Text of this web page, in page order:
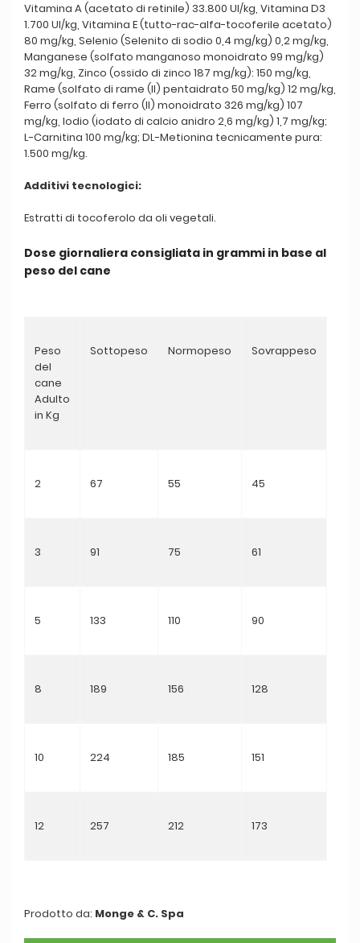
Vitamina A (acetato di retinile) 33.800 UI/kg, Vitamina D3
1.700 UI/kg, Vitamina E (tutto-rac-alfa-tocoferile acetato)
80 mg/kg, Selenio (Selenito di sodio 0,4 mg/kg) 0,2 mg/kg,
Manganese (solfato manganoso monoidrato 99 mg/kg)
32 mg/kg, Zinco (ossido di zinco 187 mg/kg): 150 mg/kg,
Rame (solfato di rame (II) pentaidrato 50 mg/kg) 12 mg/kg,
Ferro (solfato di ferro (II) monoidrato 326 mg/kg) 107
mg/kg, Iodio (iodato di calcio anidro 2,6 mg/kg) 1,7 mg/kg;
L-Carnitina 100 mg/kg; DL-Metionina tecnicamente pura:
1.500 mg/kg.
Additivi tecnologici:
Estratti di tocoferolo da oli vegetali.
Dose giornaliera consigliata in grammi in base al
peso del cane
Peso
del
cane
Adulto
in Kg
Sottopeso Normopeso Sovrappeso
2 67 55 45
3 91 75 61
5 133 110 90
8 189 156 128
10 224 185 151
12 257 212 173
Prodotto da: Monge & C. Spa